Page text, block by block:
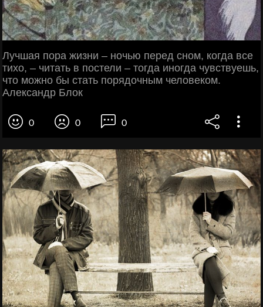
Лучшая пора жизни – ночью перед сном, когда все
тихо, – читать в постели – тогда иногда чувствуешь,
что можно бы стать порядочным человеком.
Александр Блок
0 0 0